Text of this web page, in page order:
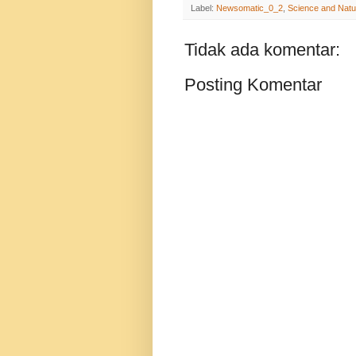
Label: Newsomatic_0_2 Science and
Tidak ada komentar:
Posting Komentar